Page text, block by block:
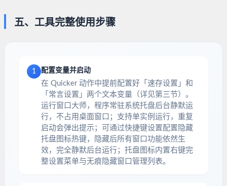
五、工具完整使用步骤
1 配置变量并启动
在 Quicker 动作中提前配置好「速存设置」和
「常言设置」两个文本变量（详见第三节）。
运行窗口大师，程序常驻系统托盘后台静默运
行，不占用桌面窗口；支持单实例运行，重复
启动会弹出提示；可通过快捷键设置配置隐藏
托盘图标热键，隐藏后所有窗口功能依然生
效，完全静默后台运行；托盘图标内置右键完
整设置菜单与无痕隐藏窗口管理列表。